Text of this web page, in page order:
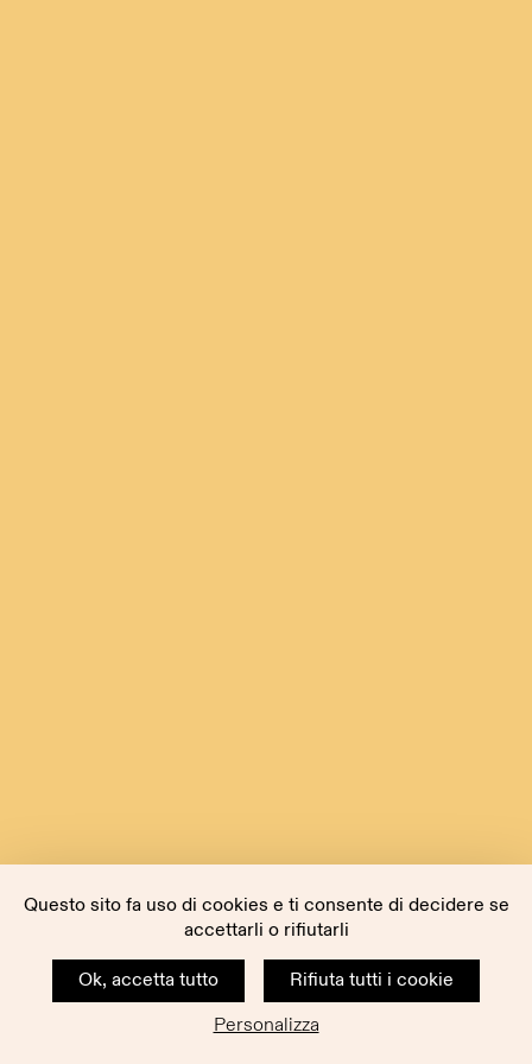
Questo sito fa uso di cookies e ti consente di decidere se
accettarli o rifiutarli
Ok, accetta tutto
Rifiuta tutti i cookie
Personalizza